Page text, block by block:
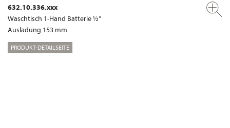
632.10.336.xxx
Waschtisch 1-Hand Batterie ½“
Ausladung 153 mm
PRODUKT-DETAILSEITE